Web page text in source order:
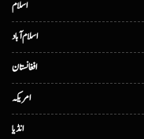
اسلام
اسلام آباد
افغانستان
امریکہ
انڈیا